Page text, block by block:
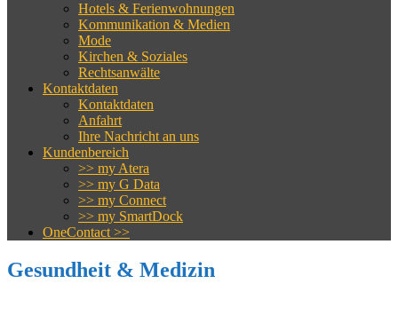
Hotels & Ferienwohnungen
Kommunikation & Medien
Mode
Kirchen & Soziales
Rechtsanwälte
Kontaktdaten
Kontaktdaten
Anfahrt
Ihre Nachricht an uns
Kundenbereich
>> my Atera
>> my G Data
>> my Connect
>> my SmartDock
OneContact >>
Gesundheit & Medizin